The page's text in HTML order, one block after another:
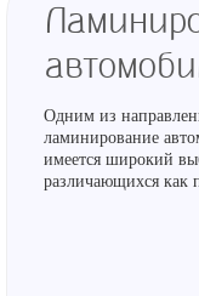
Одним из
ламинирование
имеется широкий
различающихся как